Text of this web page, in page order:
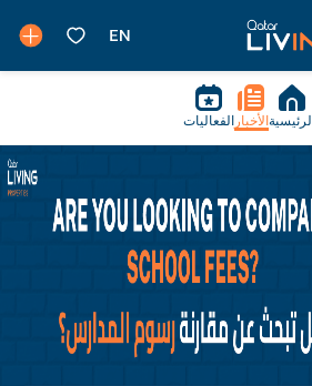
الرئيسية الأخبار الفعاليات